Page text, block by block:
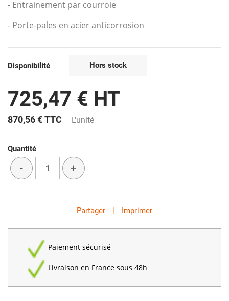
- Entrainement par courroie
- Porte-pales en acier anticorrosion
Disponibilité Hors stock
725,47 € HT
870,56 €TTC L'unité
Quantité
- +
Partager | Imprimer
Paiement sécurisé
Livraison en France sous 48h